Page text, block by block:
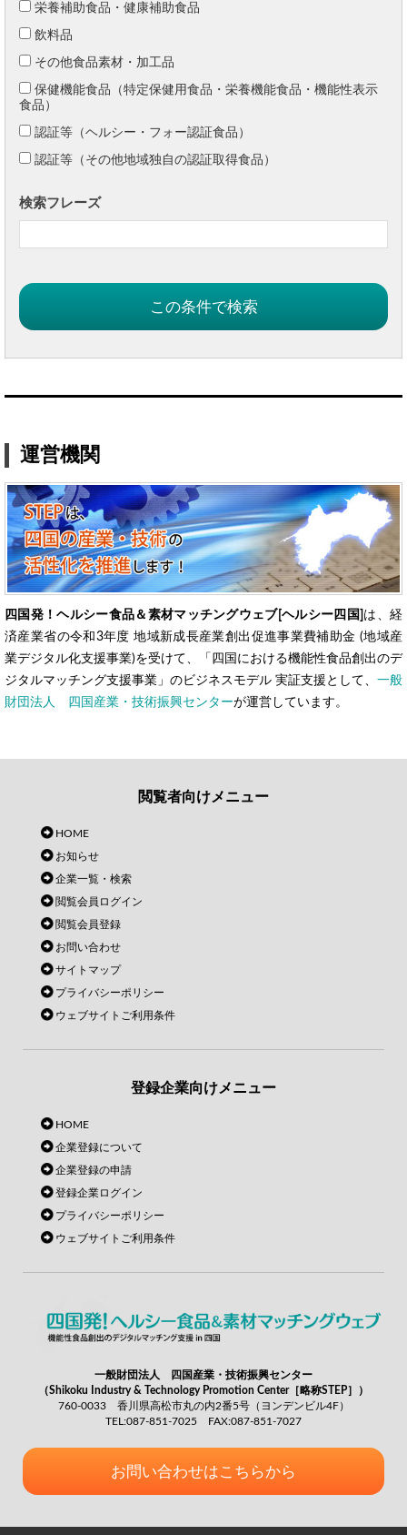
栄養補助食品・健康補助食品
飲料品
その他食品素材・加工品
保健機能食品（特定保健用食品・栄養機能食品・機能性表示
食品）
認証等（ヘルシー・フォー認証食品）
認証等（その他地域独自の認証取得食品）
検索フレーズ
運営機関
四国発！ヘルシー食品＆素材マッチングウェブ[ヘルシー四国] は、経
済産業省の令和3年度 地域新成長産業創出促進事業費補助金 (地域産
業デジタル化支援事業)を受けて、「四国における機能性食品創出のデ
ジタルマッチング支援事業」のビジネスモデル 実証支援として、 一般
財団法人 四国産業・技術振興センターが運営しています。
閲覧者向けメニュー
HOME
お知らせ
企業一覧・検索
閲覧会員ログイン
閲覧会員登録
お問い合わせ
サイトマップ
プライバシーポリシー
ウェブサイトご利用条件
登録企業向けメニュー
HOME
企業登録について
企業登録の申請
登録企業ログイン
プライバシーポリシー
ウェブサイトご利用条件
一般財団法人 四国産業・技術振興センター
（Shikoku Industry & Technology Promotion Center［略称STEP］）
760-0033 香川県高松市丸の内2番5号（ヨンデンビル4F）
TEL:087-851-7025 FAX:087-851-7027
お問い合わせはこちらから